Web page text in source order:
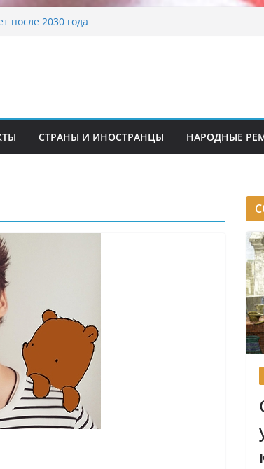
после 2030 года
перекрёстков
на Буюк Ипак Йули
символика и
СТРАНЫ И ИНОСТРАНЦЫ НАРОДНЫЕ